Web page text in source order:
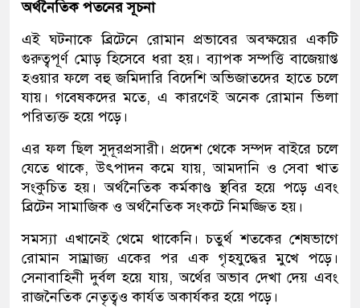
অর্থনৈতিক পতনের সূচনা
এই ঘটনাকে ব্রিটেনে রোমান প্রভাবের অবক্ষয়ের একটি
গুরুত্বপূর্ণ মোড় হিসেবে ধরা হয়। ব্যাপক সম্পত্তি বাজেয়াপ্ত
হওয়ার ফলে বহু জমিদারি বিদেশি অভিজাতদের হাতে চলে
যায়। গবেষকদের মতে, এ কারণেই অনেক রোমান ভিলা
পরিত্যক্ত হয়ে পড়ে।
এর ফল ছিল সুদূরপ্রসারী। প্রদেশ থেকে সম্পদ বাইরে চলে
যেতে থাকে, উৎপাদন কমে যায়, আমদানি ও সেবা খাত
সংকুচিত হয়। অর্থনৈতিক কর্মকাণ্ড স্থবির হয়ে পড়ে এবং
ব্রিটেন সামাজিক ও অর্থনৈতিক সংকটে নিমজ্জিত হয়।
সমস্যা এখানেই থেমে থাকেনি। চতুর্থ শতকের শেষভাগে
রোমান সাম্রাজ্য একের পর এক গৃহযুদ্ধের মুখে পড়ে।
সেনাবাহিনী দুর্বল হয়ে যায়, অর্থের অভাব দেখা দেয় এবং
রাজনৈতিক নেতৃত্বও কার্যত অকার্যকর হয়ে পড়ে।